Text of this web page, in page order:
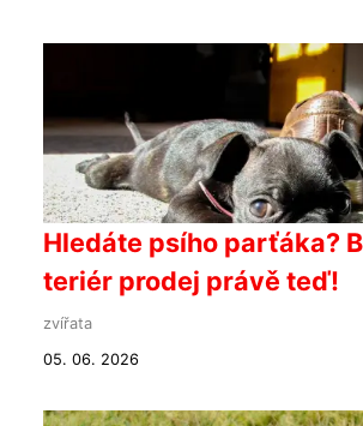
Hledáte psího parťáka?
teriér prodej právě teď!
zvířata
05. 06. 2026